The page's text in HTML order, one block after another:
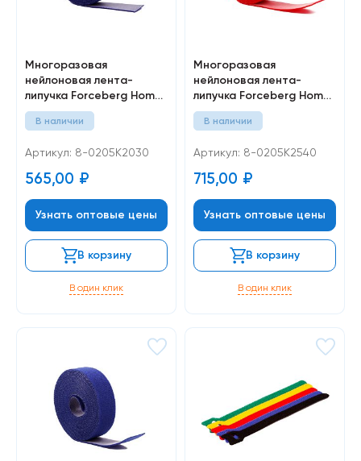
Многоразовая
нейлоновая лента-
липучка Forceberg Home
& DIY 20 мм для стяжки и
подвязки, синяя, 5 м
В наличии
Артикул: 8-0205К2030
565,00 ₽
Узнать оптовые цены
В корзину
В один клик
Многоразовая
нейлоновая лента-
липучка Forceberg Home
& DIY 25 мм для стяжки и
подвязки, красная, 5 м
В наличии
Артикул: 8-0205К2540
715,00 ₽
Узнать оптовые цены
В корзину
В один клик